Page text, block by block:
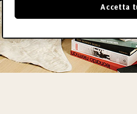
Accetta